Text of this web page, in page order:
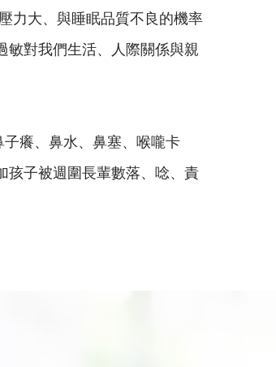
力大、與睡眠品質不良的機率
敏對我們生活、人際關係與親
癢、鼻水、鼻塞、喉嚨卡
孩子被週圍長輩數落、唸、責